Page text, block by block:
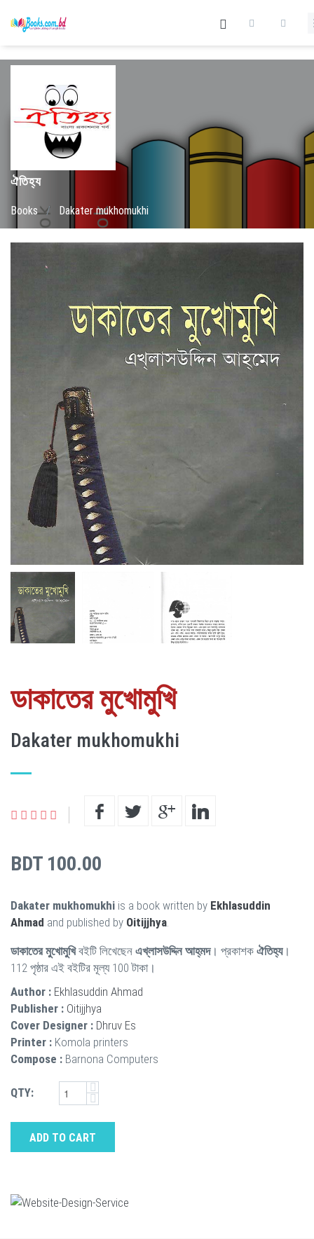
ঐতিহ্য
Books / Dakater mukhomukhi
ডাকাতের মুখোমুখি
Dakater mukhomukhi
BDT 100.00
Dakater mukhomukhi is a book written by Ekhlasuddin
Ahmad and published by Oitijjhya
ডাকাতের মুখোমুখিবইটি লিখেছেন এখ্‌লাসউদ্দিন আহ্‌মদ। প্রকাশক ঐতিহ্য।
112 পৃষ্ঠার এই বইটির মূল্য 100 টাকা।
Author : Ekhlasuddin Ahmad
Publisher : Oitijjhya
Cover Designer : Dhruv Es
Printer : Komola printers
Compose : Barnona Computers
QTY:
ADD TO CART